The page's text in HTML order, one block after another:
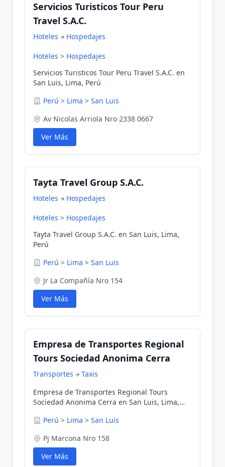
Servicios Turisticos Tour Peru
Travel S.A.C.
Hoteles Hospedajes
Hoteles > Hospedajes
Servicios Turisticos Tour Peru Travel S.A.C. en
San Luis, Lima, Perú
Perú > Lima > San Luis
Av Nicolas Arriola Nro 2338 0667
Ver Más
Tayta Travel Group S.A.C.
Hoteles Hospedajes
Hoteles > Hospedajes
Tayta Travel Group S.A.C. en San Luis, Lima,
Perú
Perú > Lima > San Luis
Jr La Compañía Nro 154
Ver Más
Empresa de Transportes Regional
Tours Sociedad Anonima Cerra
Transportes
Taxis
Empresa de Transportes Regional Tours
Sociedad Anonima Cerra en San Luis, Lima,
Perú > Lima > San Luis
Pj Marcona Nro 158
Ver Más